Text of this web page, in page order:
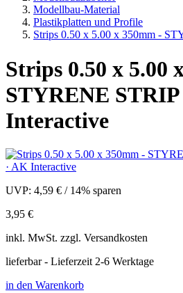
Modellbau-Material
Plastikplatten und Profile
Strips 0.50 x 5.00 x 350mm -
Strips 0.50 x 5.00
STYRENE STRIP
Interactive
UVP: 4,59 € / 14% sparen
3,95 €
inkl. MwSt. zzgl. Versandkosten
lieferbar - Lieferzeit 2-6 Werktage
in den Warenkorb